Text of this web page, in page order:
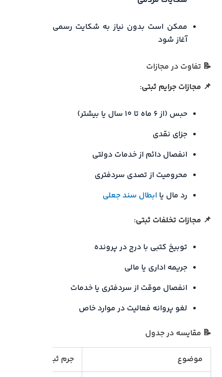
ممکن است بدون نیاز به شکایت رسمی
آغاز شود
📝 تفاوت در مجازات
📌 مجازات جرایم ثبتی:
حبس (از ۶ ماه تا ۱۰ سال یا بیشتر)
جزای نقدی
انفصال دائم از خدمات دولتی
محرومیت از تصدی سردفتری
رد مال یا ابطال سند جعلی
📌 مجازات تخلفات ثبتی:
توبیخ کتبی با درج در پرونده
جریمه اداری یا مالی
انفصال موقت از سردفتری یا خدمات
لغو پروانه فعالیت در موارد خاص
📝 مقایسه‌ در جدول
موضوع جرم ثبتی